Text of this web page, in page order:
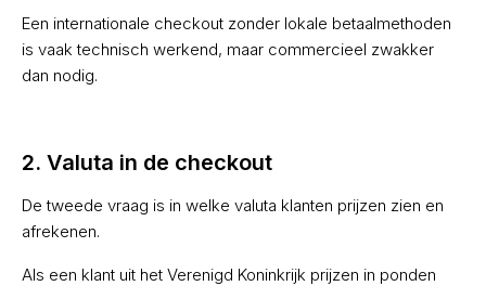
Een internationale checkout zonder lokale betaalmethoden
is vaak technisch werkend, maar commercieel zwakker
dan nodig.
2. Valuta in de checkout
De tweede vraag is in welke valuta klanten prijzen zien en
afrekenen.
Als een klant uit het Verenigd Koninkrijk prijzen in ponden